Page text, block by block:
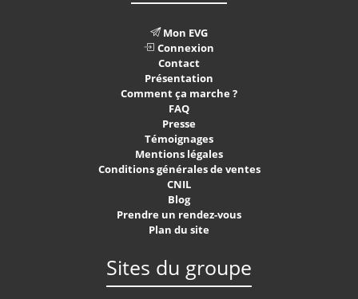
Mon EVG
Connexion
Contact
Présentation
Comment ça marche ?
FAQ
Presse
Témoignages
Mentions légales
Conditions générales de ventes
CNIL
Blog
Prendre un rendez-vous
Plan du site
Sites du groupe